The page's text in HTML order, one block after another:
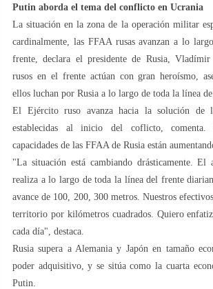
Putin aborda el tema del conflicto en Ucrania
La situación en la zona de la operación militar
cardinalmente, las FFAA rusas avanzan a lo
frente, declara el presidente de Rusia,
rusos en el frente actúan con gran heroísmo,
ellos luchan por Rusia a lo largo de toda la línea de
El Ejército ruso avanza hacia la solución de
establecidas al inicio del coflicto, comenta.
capacidades de las FFAA de Rusia están
"La situación está cambiando drásticamente. El
realiza a lo largo de toda la línea del frente
avance de 100, 200, 300 metros. Nuestros
territorio por kilómetros cuadrados. Quiero
cada día", destaca.
Rusia supera a Alemania y Japón en tamaño
poder adquisitivo, y se sitúa como la cuarta
Putin.